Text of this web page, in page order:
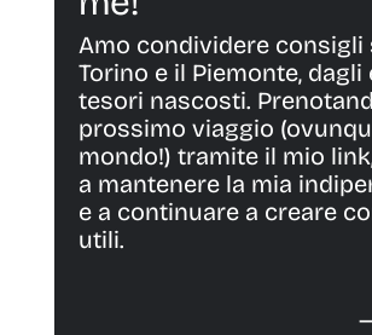
Amo condividere consigli
Torino e il Piemonte, dagli
tesori nascosti.
prossimo viaggio
mondo!) tramite il mio
a mantenere la mia
e a continuare a creare
utili.